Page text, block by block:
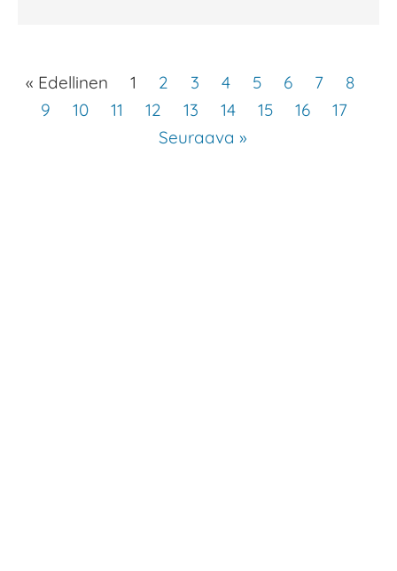
« Edellinen 1 2 3 4 5 6 7
8
9
10 11 12 13 14 15 16
17
Seuraava »